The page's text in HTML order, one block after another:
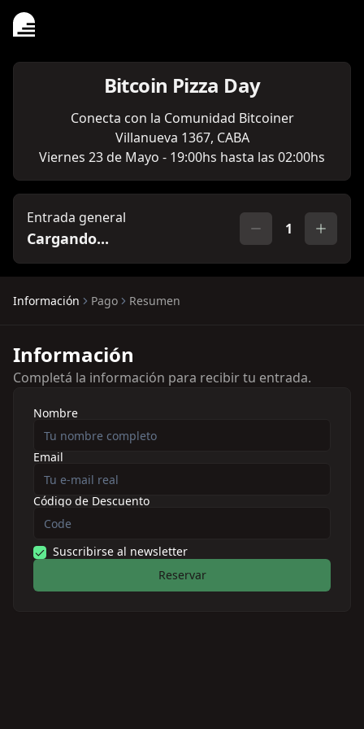
Bitcoin Pizza Day
Conecta con la Comunidad Bitcoiner
Villanueva 1367, CABA
Viernes 23 de Mayo - 19:00hs hasta las 02:00hs
Entrada general
Cargando... 1
Información Pago Resumen
Información
Completá la información para recibir tu entrada.
Nombre
Email
Código de Descuento
Suscribirse al newsletter
Reservar